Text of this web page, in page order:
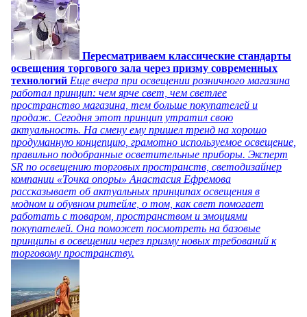
Пересматриваем классические стандарты
освещения торгового зала через призму современных
технологий Еще вчера при освещении розничного магазина
работал принцип: чем ярче свет, чем светлее
пространство магазина, тем больше покупателей и
продаж. Сегодня этот принцип утратил свою
актуальность. На смену ему пришел тренд на хорошо
продуманную концепцию, грамотно используемое освещение,
правильно подобранные осветительные приборы. Эксперт
SR по освещению торговых пространств, светодизайнер
компании «Точка опоры» Анастасия Ефремова
рассказывает об актуальных принципах освещения в
модном и обувном ритейле, о том, как свет помогает
работать с товаром, пространством и эмоциями
покупателей. Она поможет посмотреть на базовые
принципы в освещении через призму новых требований к
торговому пространству.